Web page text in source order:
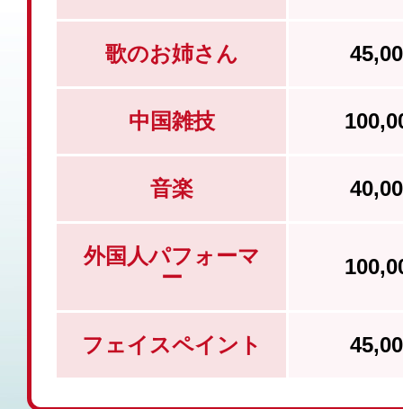
歌のお姉さん
中国雑技
音楽
外国人パフォーマ
ー
フェイスペイント